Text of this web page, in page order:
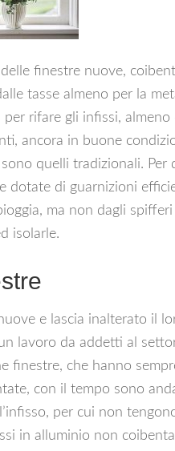
finestre nuove,
tasse almeno per la
rifare gli infissi, almeno
ancora in buone
quelli tradizionali. Per
dotate di guarnizioni
ma non dagli spifferi
isolarle.
e lascia inalterato il
lavoro da addetti al
finestre, che hanno
con il tempo sono
per cui non
in alluminio non